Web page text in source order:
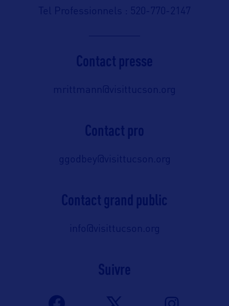
Tel Professionnels : 520-770-2147
Contact presse
mrittmann@visittucson.org
Contact pro
ggodbey@visittucson.org
Contact grand public
info@visittucson.org
Suivre